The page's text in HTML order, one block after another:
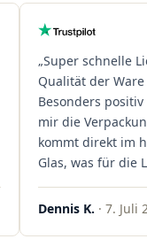
„Super schnelle
Qualität der
Besonders
mir die
kommt direkt im
Glas, was für die
ist. Ich bestelle
wieder!"
Dennis K. · 7. Juli